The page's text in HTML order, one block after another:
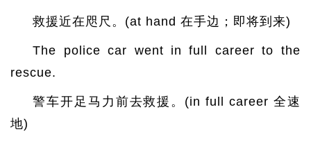
救援近在咫尺。(at hand 在手边；即将到来)
The police car went in full career to the
rescue.
警车开足马力前去救援。(in full career 全速
地)